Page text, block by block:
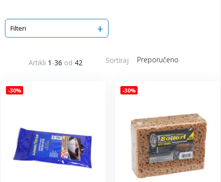
Filteri
Artikli 1 -36 od 42 Sortiraj
-30% -30%